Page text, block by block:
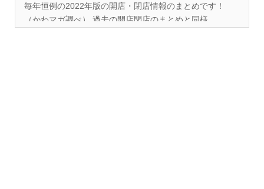
毎年恒例の2022年版の開店・閉店情報のまとめです！
（かわマガ調べ） 過去の開店閉店のまとめと同様...